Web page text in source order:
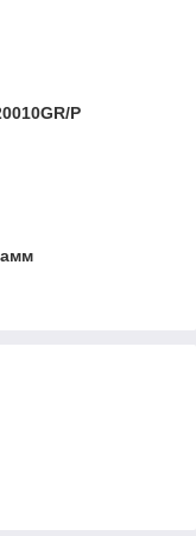
P